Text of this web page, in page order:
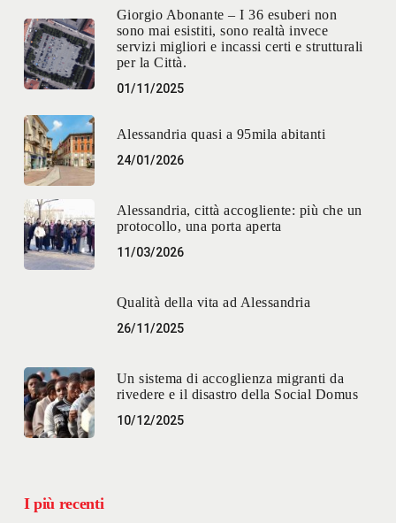
Giorgio Abonante – I 36 esuberi non
sono mai esistiti, sono realtà invece
servizi migliori e incassi certi e strutturali
per la Città.
01/11/2025
Alessandria quasi a 95mila abitanti
24/01/2026
Alessandria, città accogliente: più che un
protocollo, una porta aperta
11/03/2026
Qualità della vita ad Alessandria
26/11/2025
Un sistema di accoglienza migranti da
rivedere e il disastro della Social Domus
10/12/2025
I più recenti